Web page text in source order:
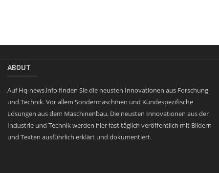
ABOUT
Auf Hq-news.info finden Sie die neusten Innovationen aus Forschung
und Technik. Vor allem Sondermaschinen und Kundespezifische
Lösungen aus dem Maschinenbau. Die neusten Innovationen aus der
Industrie und Technik werden hier fast täglich veröffentlich mit Bildern
und Texten ausführlich erklärt und dokumentiert.